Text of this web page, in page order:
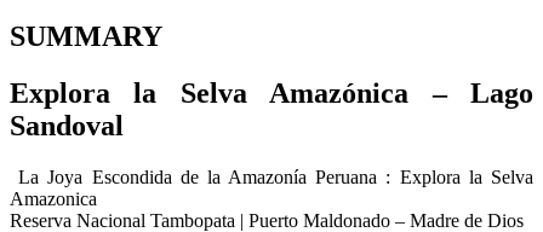
SUMMARY
Explora la Selva Amazónica – Lago
Sandoval
La Joya Escondida de la Amazonía Peruana : Explora la Selva
Amazonica
Reserva Nacional Tambopata | Puerto Maldonado – Madre de Dios